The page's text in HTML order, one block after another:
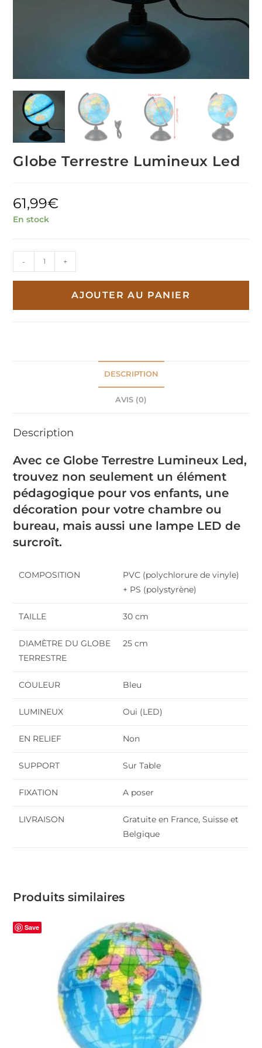
Globe Terrestre Lumineux Led
61,99€
En stock
quantité
de
- +
AJOUTER AU PANIER
DESCRIPTION
AVIS (0)
Description
Avec ce Globe Terrestre Lumineux Led,
trouvez non seulement un élément
pédagogique pour vos enfants, une
décoration pour votre chambre ou
bureau, mais aussi une lampe LED de
surcroît.
COMPOSITION
PVC (polychlorure de vinyle)
+ PS (polystyrène)
TAILLE 30 cm
DIAMÈTRE DU GLOBE
TERRESTRE
25 cm
COULEUR Bleu
LUMINEUX Oui (LED)
EN RELIEF Non
SUPPORT Sur Table
FIXATION A poser
LIVRAISON
Gratuite en France, Suisse et
Belgique
Produits similaires
Save